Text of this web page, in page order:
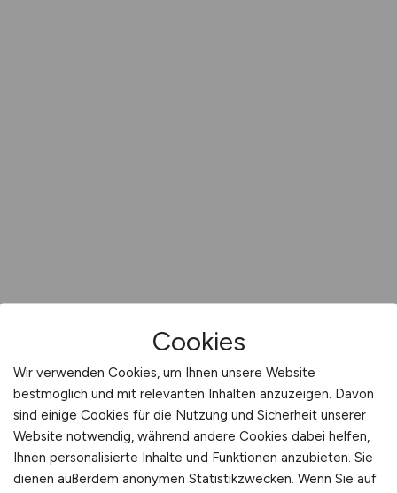
Cookies
Wir verwenden Cookies, um Ihnen unsere Website
bestmöglich und mit relevanten Inhalten anzuzeigen. Davon
sind einige Cookies für die Nutzung und Sicherheit unserer
Website notwendig, während andere Cookies dabei helfen,
Ihnen personalisierte Inhalte und Funktionen anzubieten. Sie
dienen außerdem anonymen Statistikzwecken. Wenn Sie auf